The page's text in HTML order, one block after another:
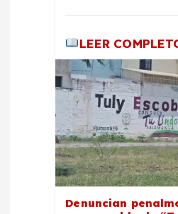
LEER
Denuncian